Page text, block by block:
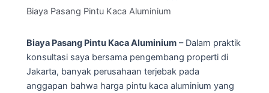
Biaya Pasang Pintu Kaca Aluminium
Biaya Pasang Pintu Kaca Aluminium – Dalam praktik
konsultasi saya bersama pengembang properti di
Jakarta, banyak perusahaan terjebak pada
anggapan bahwa harga pintu kaca aluminium yang